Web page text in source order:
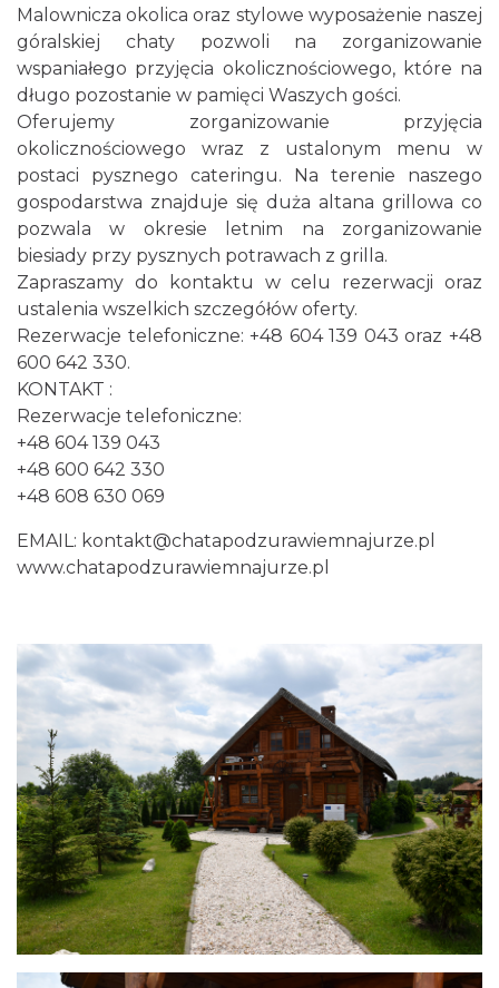
Malownicza okolica oraz stylowe wyposażenie naszej
góralskiej chaty pozwoli na zorganizowanie
wspaniałego przyjęcia okolicznościowego, które na
długo pozostanie w pamięci Waszych gości.
Oferujemy zorganizowanie przyjęcia
okolicznościowego wraz z ustalonym menu w
postaci pysznego cateringu. Na terenie naszego
gospodarstwa znajduje się duża altana grillowa co
pozwala w okresie letnim na zorganizowanie
biesiady przy pysznych potrawach z grilla.
Zapraszamy do kontaktu w celu rezerwacji oraz
ustalenia wszelkich szczegółów oferty.
Rezerwacje telefoniczne: +48 604 139 043 oraz +48
600 642 330.
KONTAKT :
Rezerwacje telefoniczne:
+48 604 139 043
+48 600 642 330
+48 608 630 069
EMAIL: kontakt@chatapodzurawiemnajurze.pl
www.chatapodzurawiemnajurze.pl